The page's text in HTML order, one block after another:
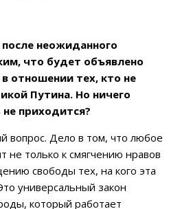
неожиданного
что будет объявлено
отношении тех, кто не
Путина. Но ничего
приходится?
вопрос. Дело в том, что любое
не только к смягчению нравов
свободы тех, на кого эта
универсальный закон
который работает